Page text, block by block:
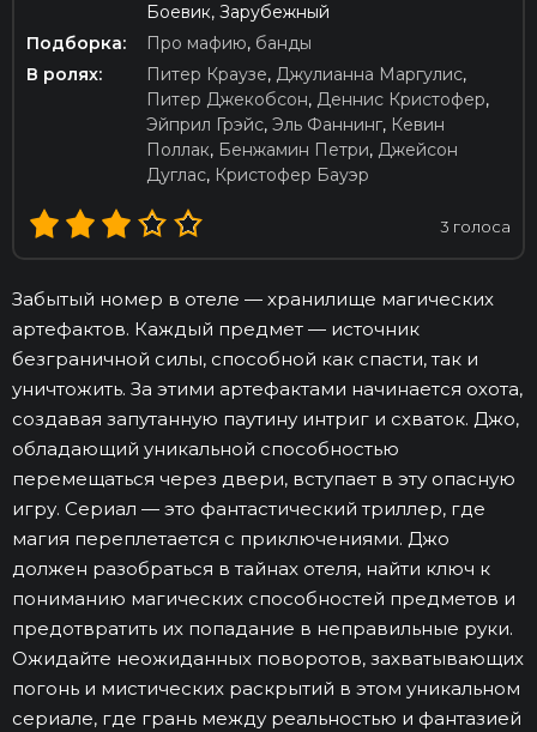
Боевик, Зарубежный
Подборка:
Про мафию, банды
В ролях:
Питер Краузе, Джулианна Маргулис,
Питер Джекобсон, Деннис Кристофер,
Эйприл Грэйс, Эль Фаннинг, Кевин
Поллак, Бенжамин Петри, Джейсон
Дуглас, Кристофер Бауэр
3 голоса
Забытый номер в отеле — хранилище магических
артефактов. Каждый предмет — источник
безграничной силы, способной как спасти, так и
уничтожить. За этими артефактами начинается охота,
создавая запутанную паутину интриг и схваток. Джо,
обладающий уникальной способностью
перемещаться через двери, вступает в эту опасную
игру. Сериал — это фантастический триллер, где
магия переплетается с приключениями. Джо
должен разобраться в тайнах отеля, найти ключ к
пониманию магических способностей предметов и
предотвратить их попадание в неправильные руки.
Ожидайте неожиданных поворотов, захватывающих
погонь и мистических раскрытий в этом уникальном
сериале, где грань между реальностью и фантазией